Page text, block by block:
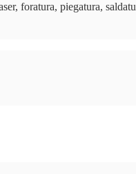
foratura, piegatura,